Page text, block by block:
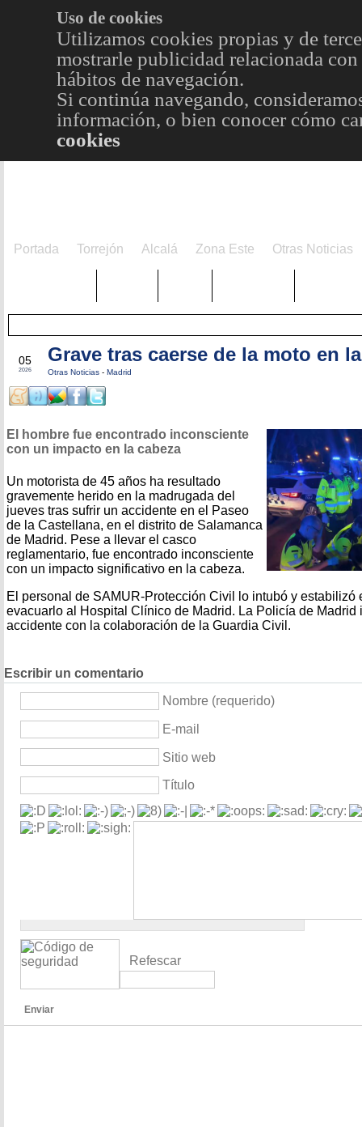
Uso de cookies
Utilizamos cookies propias y de
mostrarle publicidad relacionada
hábitos de navegación.
Si continúa navegando,
información, o bien conocer cómo
cookies
Portada Torrejón Alcalá Zona Este Otras Noticias
05
2026
Grave tras caerse de la moto en
Otras Noticias - Madrid
El hombre fue encontrado inconsciente
con un impacto en la cabeza
Un motorista de 45 años ha resultado
gravemente herido en la madrugada del
jueves tras sufrir un accidente en el Paseo
de la Castellana, en el distrito de Salamanca
de Madrid. Pese a llevar el casco
reglamentario, fue encontrado inconsciente
con un impacto significativo en la cabeza.
El personal de SAMUR-Protección Civil lo intubó y estabilizó
evacuarlo al Hospital Clínico de Madrid. La Policía de Madrid
accidente con la colaboración de la Guardia Civil.
Escribir un comentario
Nombre (requerido)
E-mail
Sitio web
Título
Refescar
Enviar